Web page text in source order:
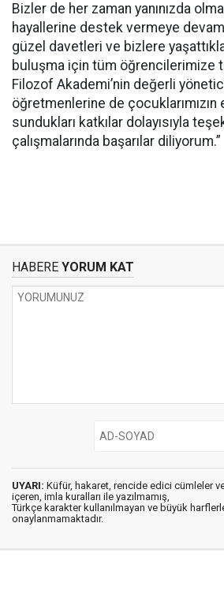
Bizler de her zaman yanınızda
hayallerine destek vermeye
güzel davetleri ve bizlere
buluşma için tüm öğrencilerimize
Filozof Akademi’nin değerli
öğretmenlerine de çocuklarımızın
sundukları katkılar dolayısıyla
çalışmalarında başarılar diliyorum.”
HABERE YORUM KAT
UYARI: Küfür, hakaret, rencide edici cümleler
içeren, imla kuralları ile yazılmamış,
Türkçe karakter kullanılmayan ve büyük
onaylanmamaktadır.